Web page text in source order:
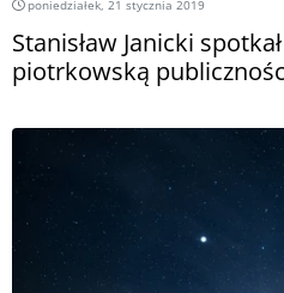
poniedziałek, 21 stycznia 2019
Stanisław Janicki
piotrkowską